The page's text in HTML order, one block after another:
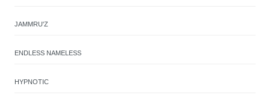
JAMMRU'Z
ENDLESS NAMELESS
HYPNOTIC